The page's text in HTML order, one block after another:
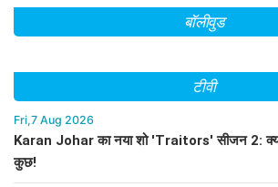
बॉलीवुड
टीवी
Fri,7 Aug 2026
Karan Johar का नया शो 'Traitors' सीजन 2: क्या
कुछ!